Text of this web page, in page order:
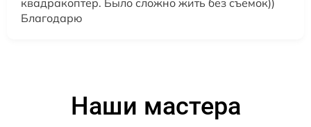
квадракоптер. Было сложно жить без съемок))
Благодарю
Наши мастера